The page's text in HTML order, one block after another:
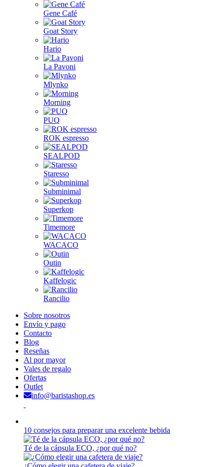
Gene Café
Goat Story
Hario
La Pavoni
Mlynko
Morning
PUQ
ROK espresso
SEALPOD
Staresso
Subminimal
Superkop
Timemore
WACACO
Outin
Kaffelogic
Rancilio
Sobre nosotros
Envío y pago
Contacto
Blog
Reseñas
Al por mayor
Vales de regalo
Ofertas
Outlet
info@baristashop.es